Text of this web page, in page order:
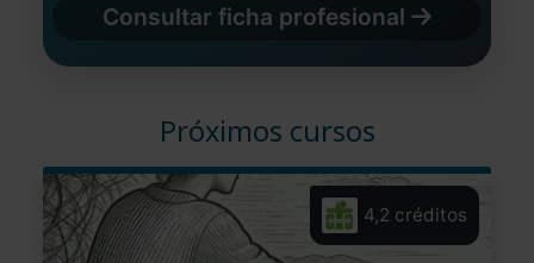
Consultar ficha profesional
Próximos cursos
4,2 créditos